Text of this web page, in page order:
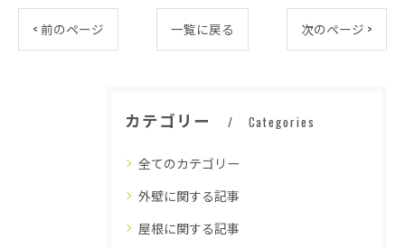
< 前のページ 一覧に戻る 次のページ >
カテゴリー Categories
全てのカテゴリー
外壁に関する記事
屋根に関する記事